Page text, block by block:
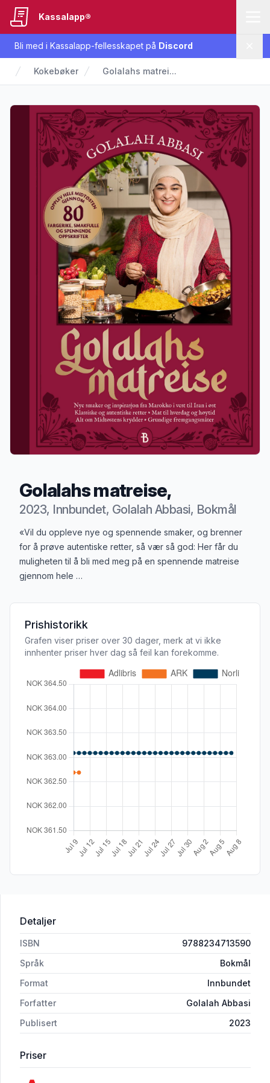
Bli med i Kassalapp-fellesskapet på Discord
Kassalapp®
Kokebøker Golalahs matrei...
Golalahs matreise,
2023, Innbundet, Golalah Abbasi, Bokmål
Produktbeskrivelse
«Vil du oppleve nye og spennende smaker, og brenner
for å prøve autentiske retter, så vær så god: Her får du
muligheten til å bli med meg på en spennende matreise
gjennom hele …
Prishistorikk
Grafen viser priser over 30 dager, merk at vi ikke
innhenter priser hver dag så feil kan forekomme.
Detaljer
ISBN
9788234713590
Språk
Bokmål
Format
Innbundet
Forfatter
Golalah Abbasi
Publisert
2023
Priser